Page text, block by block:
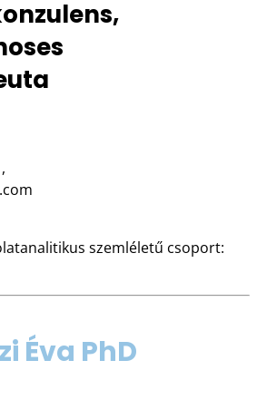
,
szemléletű csoport:
Éva PhD